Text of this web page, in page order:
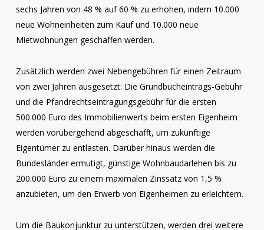
sechs Jahren von 48 % auf 60 % zu erhöhen, indem 10.000
neue Wohneinheiten zum Kauf und 10.000 neue
Mietwohnungen geschaffen werden.
Zusätzlich werden zwei Nebengebühren für einen Zeitraum
von zwei Jahren ausgesetzt: Die Grundbucheintrags-Gebühr
und die Pfandrechtseintragungsgebühr für die ersten
500.000 Euro des Immobilienwerts beim ersten Eigenheim
werden vorübergehend abgeschafft, um zukünftige
Eigentümer zu entlasten. Darüber hinaus werden die
Bundesländer ermutigt, günstige Wohnbaudarlehen bis zu
200.000 Euro zu einem maximalen Zinssatz von 1,5 %
anzubieten, um den Erwerb von Eigenheimen zu erleichtern.
Um die Baukonjunktur zu unterstützen, werden drei weitere